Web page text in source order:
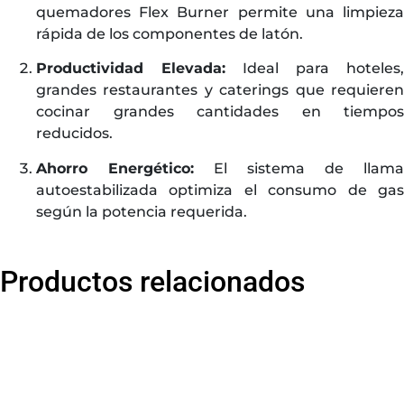
quemadores Flex Burner permite una limpieza
rápida de los componentes de latón.
Productividad Elevada: Ideal para hoteles,
grandes restaurantes y caterings que requieren
cocinar grandes cantidades en tiempos
reducidos.
Ahorro Energético: El sistema de llama
autoestabilizada optimiza el consumo de gas
según la potencia requerida.
Productos relacionados